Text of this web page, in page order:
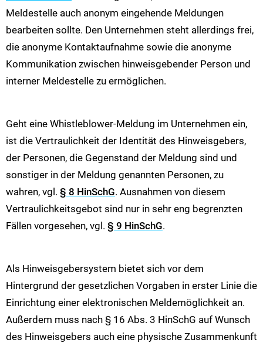
Meldestelle auch anonym eingehende Meldungen
bearbeiten sollte. Den Unternehmen steht allerdings frei,
die anonyme Kontaktaufnahme sowie die anonyme
Kommunikation zwischen hinweisgebender Person und
interner Meldestelle zu ermöglichen.
Geht eine Whistleblower-Meldung im Unternehmen ein,
ist die Vertraulichkeit der Identität des Hinweisgebers,
der Personen, die Gegenstand der Meldung sind und
sonstiger in der Meldung genannten Personen, zu
wahren, vgl. § 8 HinSchG. Ausnahmen von diesem
Vertraulichkeitsgebot sind nur in sehr eng begrenzten
Fällen vorgesehen, vgl. § 9 HinSchG.
Als Hinweisgebersystem bietet sich vor dem
Hintergrund der gesetzlichen Vorgaben in erster Linie die
Einrichtung einer elektronischen Meldemöglichkeit an.
Außerdem muss nach § 16 Abs. 3 HinSchG auf Wunsch
des Hinweisgebers auch eine physische Zusammenkunft